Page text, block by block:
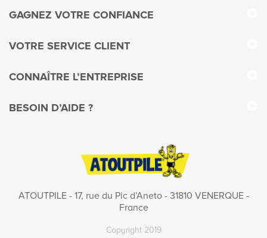
GAGNEZ VOTRE CONFIANCE
VOTRE SERVICE CLIENT
CONNAÎTRE L’ENTREPRISE
BESOIN D’AIDE ?
ATOUTPILE - 17, rue du Pic d’Aneto - 31810 VENERQUE -
France
Copyright 2019